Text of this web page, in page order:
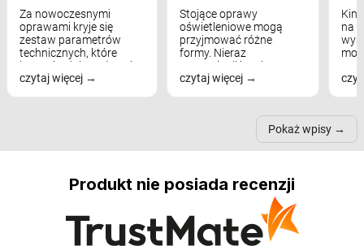
Za nowoczesnymi
oprawami kryje się
zestaw parametrów
technicznych, które
bezpośrednio wpływają
na komfort widzenia,
czytaj więcej
Stojące oprawy
oświetleniowe mogą
przyjmować różne
formy. Nieraz
wspominaliśmy już
modele na łukowych
nich może przydać się w
czytaj więcej
na
Pokaż wpisy
Produkt nie posiada recenzji